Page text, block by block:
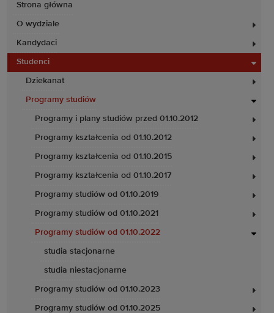
Strona główna
O wydziale
Kandydaci
Studenci
Dziekanat
Programy studiów
Programy i plany studiów przed 01.10.2012
Programy kształcenia od 01.10.2012
Programy kształcenia od 01.10.2015
Programy kształcenia od 01.10.2017
Programy studiów od 01.10.2019
Programy studiów od 01.10.2021
Programy studiów od 01.10.2022
studia stacjonarne
studia niestacjonarne
Programy studiów od 01.10.2023
Programy studiów od 01.10.2025